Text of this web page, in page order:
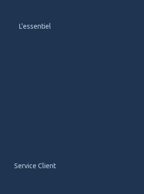
L'essentiel
Service Client